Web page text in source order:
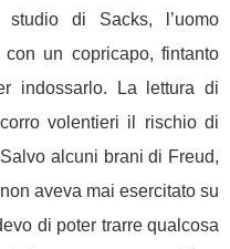
studio di Sacks, l’uomo
un copricapo, fintanto
indossarlo. La lettura di
volentieri il rischio di
alcuni brani di Freud,
aveva mai esercitato su
di poter trarre qualcosa